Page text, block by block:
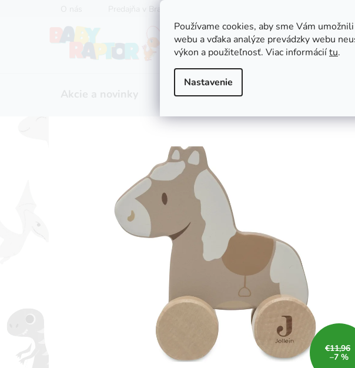
Používame cookies, aby sme Vám
webu a vďaka analýze prevádzky webu
výkon a použiteľnosť. Viac informáciítu.
Nastavenie
Predajňa v Bratislave
Zľavy Kočíky
€11,96
–7 %